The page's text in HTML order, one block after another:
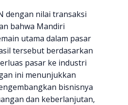
dengan nilai transaksi
bahwa Mandiri
utama dalam pasar
tersebut berdasarkan
pasar ke industri
ini menunjukkan
bisnisnya
dan keberlanjutan,